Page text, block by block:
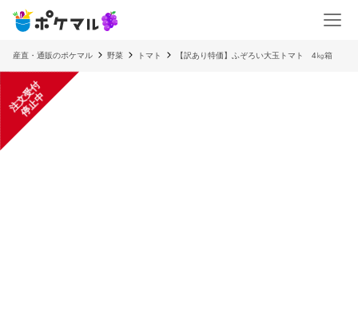
産直・通販のポケマル 野菜 トマト 【訳あり特価】ふぞろい大玉トマト 4㎏箱
注
文
受
付
停
止
中